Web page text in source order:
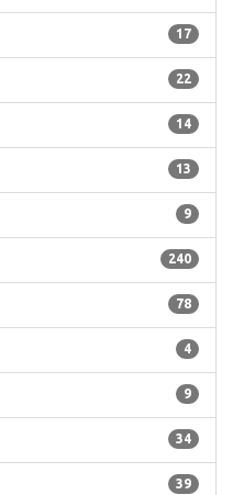
17
22
14
13
9
240
78
4
9
34
39